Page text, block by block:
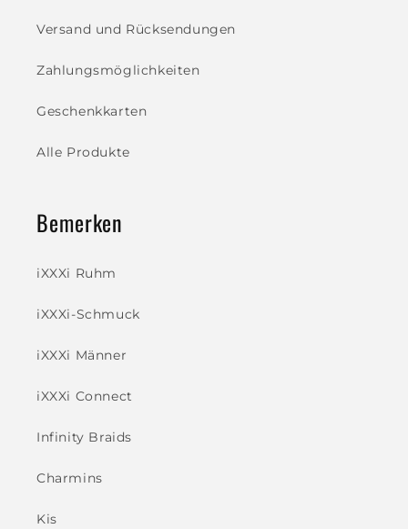
Versand und Rücksendungen
Zahlungsmöglichkeiten
Geschenkkarten
Alle Produkte
Bemerken
iXXXi Ruhm
iXXXi-Schmuck
iXXXi Männer
iXXXi Connect
Infinity Braids
Charmins
Kis